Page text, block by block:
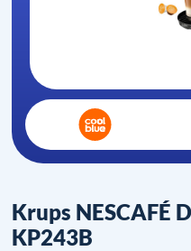
Krups NESCAFÉ
KP243B